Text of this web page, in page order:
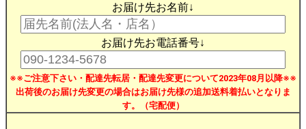
お届け先お名前↓
お届け先お電話番号↓
※※ご注意下さい・配達先転居・配達先変更について2023年08月以降※※
出荷後のお届け先変更の場合はお届け先様の追加送料着払いとなりま
す。（宅配便）